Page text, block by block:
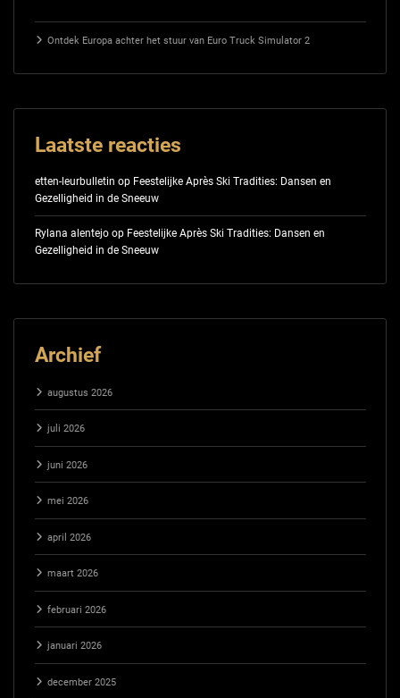
Ontdek Europa achter het stuur van Euro Truck Simulator 2
Laatste reacties
etten-leurbulletin op Feestelijke Après Ski Tradities: Dansen en
Gezelligheid in de Sneeuw
Rylana alentejoop Feestelijke Après Ski Tradities: Dansen en
Gezelligheid in de Sneeuw
Archief
augustus 2026
juli 2026
juni 2026
mei 2026
april 2026
maart 2026
februari 2026
januari 2026
december 2025